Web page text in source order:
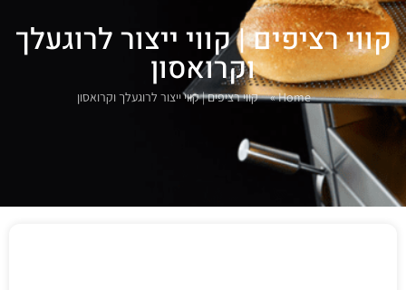
קווי רציפים | קווי ייצור לרוגעלך
וקרואסון
Home
» קווי רציפים | קווי ייצור לרוגעלך וקרואסון